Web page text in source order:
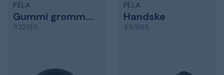
PELA
Gummi grommet
532195
PELA
Handske
493165